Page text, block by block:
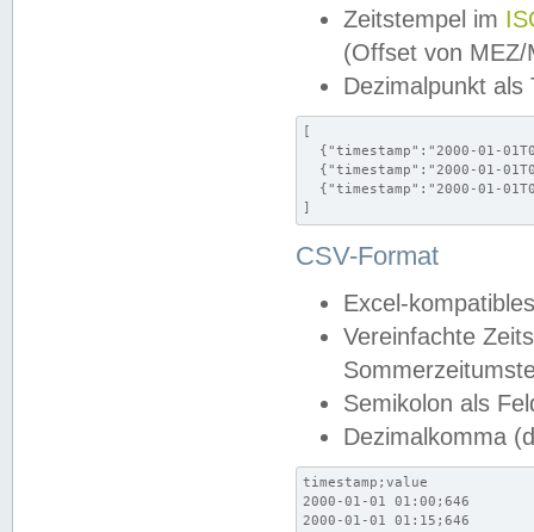
Zeitstempel im
(Offset von MEZ/
Dezimalpunkt als
[
{"timestamp":"2000-01-
{"timestamp":"2000-01-
{"timestamp":"2000-01-
]
CSV-Format
Excel-
Vereinfachte
Semikolon als
Dezimalkomma
timestamp;value
2000-01-01 01:00;646
2000-01-01 01:15;646